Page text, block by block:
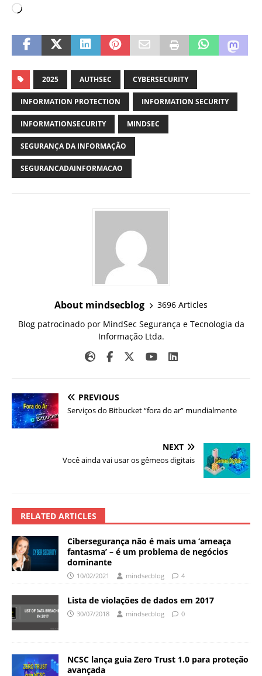
2025 AUTHSEC CYBERSECURITY
INFORMATION PROTECTION INFORMATION SECURITY
INFORMATIONSECURITY MINDSEC
SEGURANÇA DA INFORMAÇÃO
SEGURANCADAINFORMACAO
About mindsecblog
3696 Articles
Blog patrocinado por MindSec Segurança e Tecnologia da
Informação Ltda.
PREVIOUS
Serviços do Bitbucket “fora do ar” mundialmente
NEXT
Você ainda vai usar os gêmeos digitais
RELATED ARTICLES
Cibersegurança não é mais uma ‘ameaça
fantasma’ – é um problema de negócios
dominante
10/02/2021 mindsecblog 4
Lista de violações de dados em 2017
30/07/2018 mindsecblog 0
NCSC lança guia Zero Trust 1.0 para proteção
avançada